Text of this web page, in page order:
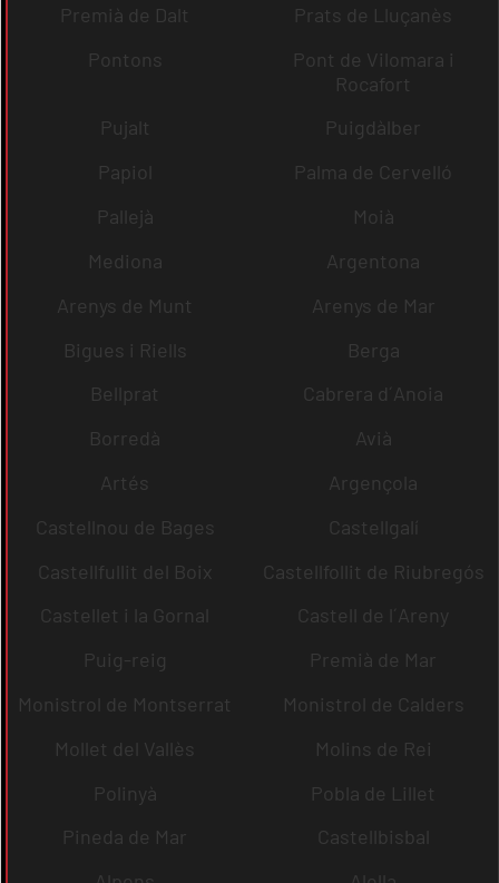
Premià de Dalt
Prats de Lluçanès
Pontons
Pont de Vilomara i
Rocafort
Pujalt
Puigdàlber
Papiol
Palma de Cervelló
Pallejà
Moià
Mediona
Argentona
Arenys de Munt
Arenys de Mar
Bigues i Riells
Berga
Bellprat
Cabrera d´Anoia
Borredà
Avià
Artés
Argençola
Castellnou de Bages
Castellgalí
Castellfullit del Boix
Castellfollit de Riubregós
Castellet i la Gornal
Castell de l´Areny
Puig-reig
Premià de Mar
Monistrol de Montserrat
Monistrol de Calders
Mollet del Vallès
Molins de Rei
Polinyà
Pobla de Lillet
Pineda de Mar
Castellbisbal